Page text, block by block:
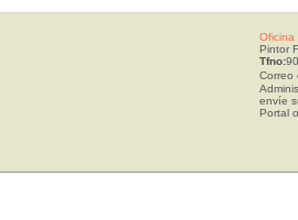
Oficina
Pintor
Tfno:
Correo
envíe
Portal